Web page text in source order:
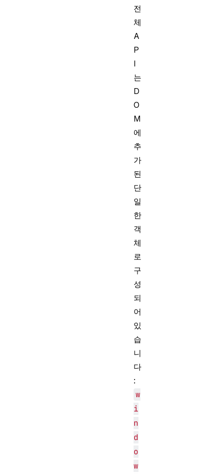
전
체
A
P
I
는
D
O
M
에
추
가
된
단
일
한
객
체
로
구
성
되
어
있
습
니
다
:
w
i
n
d
o
w